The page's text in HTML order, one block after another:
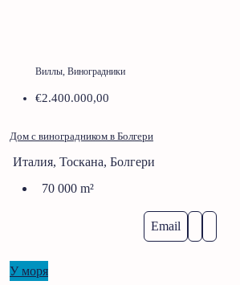
Виллы, Виноградники
€2.400.000,00
Дом с виноградником в Болгери
Италия, Тоскана, Болгери
70 000 m²
Email
У моря